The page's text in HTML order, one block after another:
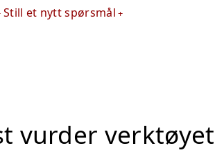
Still et nytt spørsmål
vurder verktøyet